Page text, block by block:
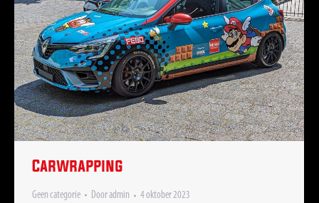
Carwrapping
Geen categorie Dooradmin 4 oktober 2023